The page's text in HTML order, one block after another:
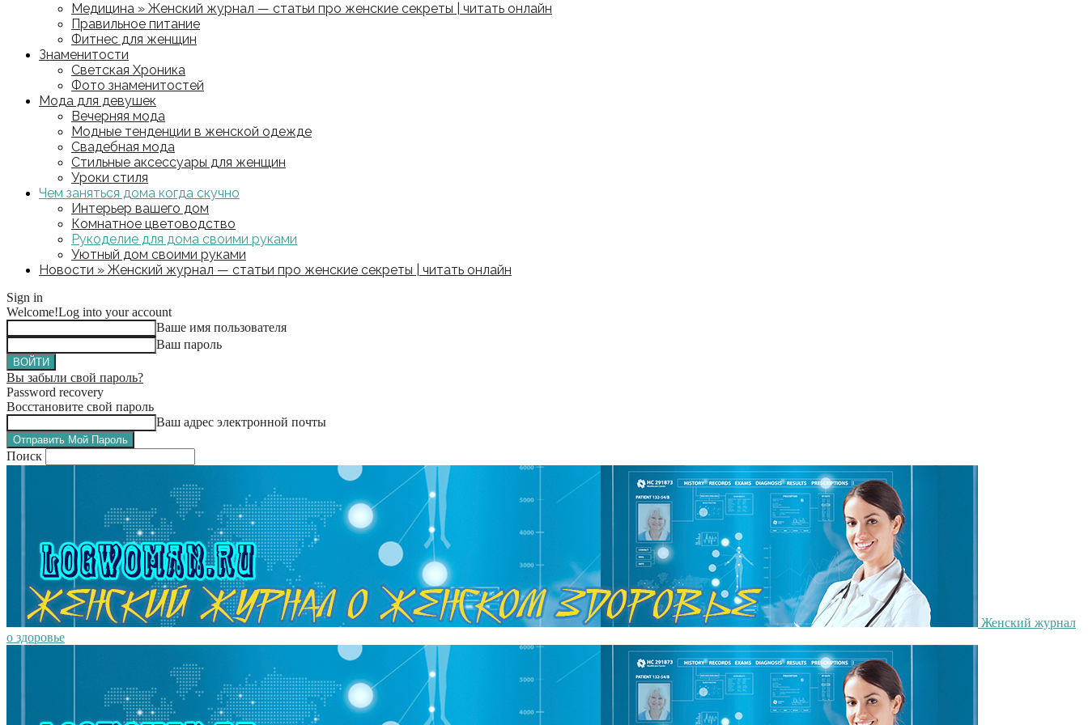
Медицина » Женский журнал — статьи про женские секреты | читать онлайн
Правильное питание
Фитнес для женщин
Знаменитости
Светская Хроника
Фото знаменитостей
Мода для девушек
Вечерняя мода
Модные тенденции в женской одежде
Свадебная мода
Стильные аксессуары для женщин
Уроки стиля
Чем заняться дома когда скучно
Интерьер вашего дом
Комнатное цветоводство
Рукоделие для дома своими руками
Уютный дом своими руками
Новости » Женский журнал — статьи про женские секреты | читать онлайн
Sign in
Welcome!Log into your account
Ваше имя пользователя
Ваш пароль
Вы забыли свой пароль?
Password recovery
Восстановите свой пароль
Ваш адрес электронной почты
Поиск
Женский журнал
о здоровье